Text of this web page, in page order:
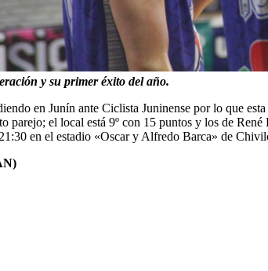
y su primer éxito del año.
en Junín ante Ciclista Juninense por lo que
parejo; el local está 9º con 15 puntos y los de
en el estadio «Oscar y Alfredo Barca» de